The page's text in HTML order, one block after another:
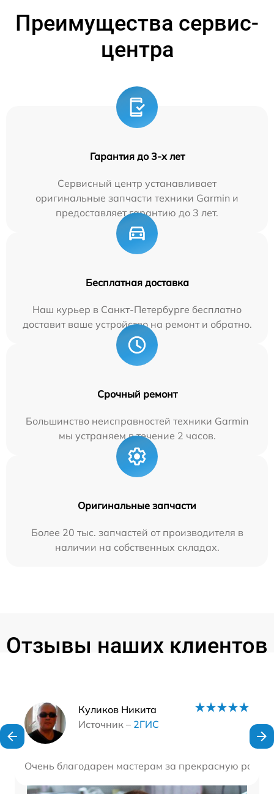
Преимущества сервис-
центра
Гарантия до 3-х лет
Сервисный центр устанавливает
оригинальные запчасти техники Garmin и
предоставляет гарантию до 3 лет.
Бесплатная доставка
Наш курьер в Санкт-Петербурге бесплатно
доставит ваше устройство на ремонт и обратно.
Срочный ремонт
Большинство неисправностей техники Garmin
мы устраняем в течение 2 часов.
Оригинальные запчасти
Более 20 тыс. запчастей от производителя в
наличии на собственных складах.
Отзывы наших клиентов
Куликов Никита
Источник – 2ГИС
Очень благодарен мастерам за прекрасную
Наши мастера